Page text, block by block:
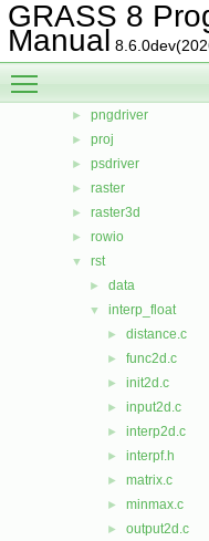
GRASS 8
Manual
► linkm
► manage
► nviz
► pngdriver
► proj
► psdriver
► raster
► raster3d
► rowio
▼ rst
► data
▼ interp_float
► distance.c
► func2d.c
► init2d.c
► input2d.c
► interp2d.c
► interpf.h
► matrix.c
► minmax.c
► output2d.c